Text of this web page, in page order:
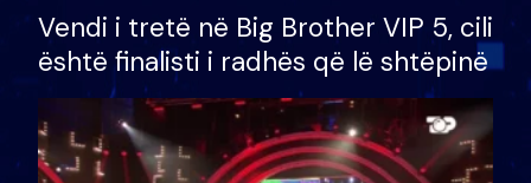
Vendi i tretë në Big Brother VIP 5, cili
është finalisti i radhës që lë shtëpinë